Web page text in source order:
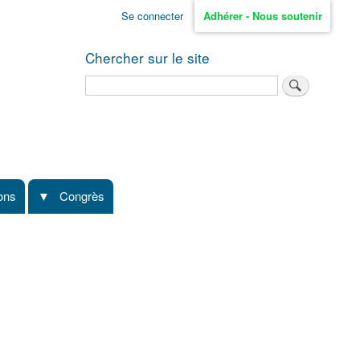
Se connecter Adhérer - Nous soutenir
Chercher sur le site
Congrès